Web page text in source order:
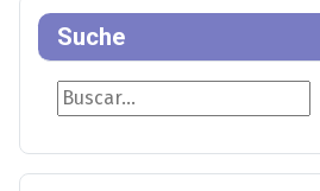
Suche
Suche